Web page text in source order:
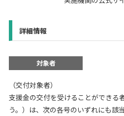
詳細情報
対象者
（交付対象者）
支援金の交付を受けることができる
う。）は、次の各号のいずれにも該